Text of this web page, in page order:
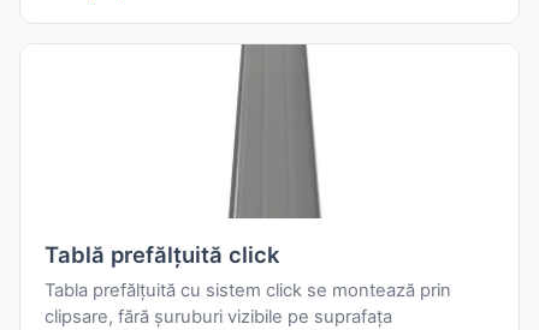
sau cu microprofilare pentru rigiditate suplimentară.
Tablă prefălțuită click
Tabla prefălțuită cu sistem click se montează prin
clipsare, fără șuruburi vizibile pe suprafața